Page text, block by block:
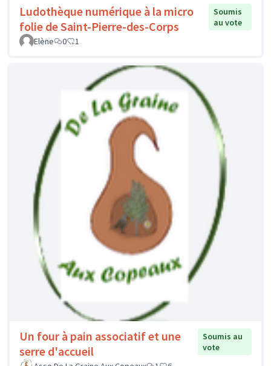
Ludothèque numérique à la micro
folie de Saint-Pierre-des-Corps
Soumis
au vote
Elène
0 1
Un four à pain associatif et une
serre d'accueil
Soumis au
vote